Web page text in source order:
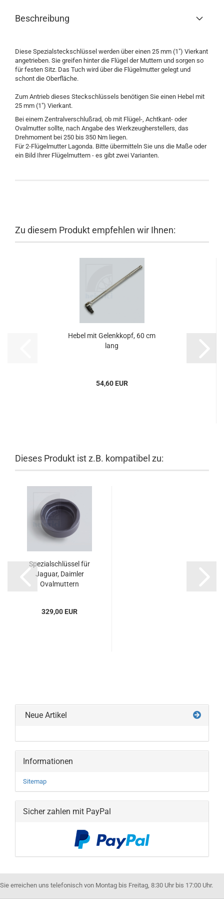
Beschreibung
Diese Spezialsteckschlüssel werden über einen 25 mm (1") Vierkant
angetrieben. Sie greifen hinter die Flügel der Muttern und sorgen so
für festen Sitz. Das Tuch wird über die Flügelmutter gelegt und
schont die Oberfläche.
Zum Antrieb dieses Steckschlüssels benötigen Sie einen Hebel mit
25 mm (1") Vierkant.
Bei einem Zentralverschlußrad, ob mit Flügel-, Achtkant- oder
Ovalmutter sollte, nach Angabe des Werkzeugherstellers, das
Drehmoment bei 250 bis 350 Nm liegen.
Für 2-Flügelmutter Lagonda. Bitte übermitteln Sie uns die Maße oder
ein Bild Ihrer Flügelmuttern - es gibt zwei Varianten.
Zu diesem Produkt empfehlen wir Ihnen:
Hebel mit Gelenkkopf, 60 cm
lang
54,60 EUR
Dieses Produkt ist z.B. kompatibel zu:
Spezialschlüssel für
Jaguar, Daimler
Ovalmuttern
329,00 EUR
Neue Artikel
Informationen
Sitemap
Sicher zahlen mit PayPal
Sie erreichen uns telefonisch von Montag bis Freitag, 8:30 Uhr bis 17:00 Uhr.